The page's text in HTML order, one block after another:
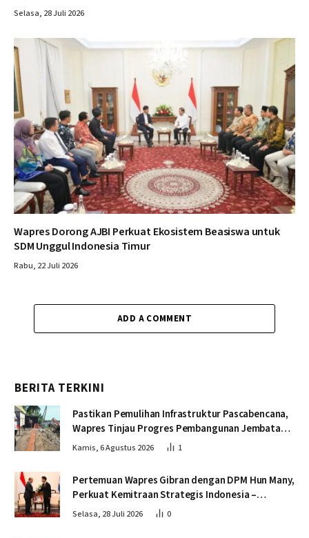
Selasa, 28 Juli 2026
Wapres Dorong AJBI Perkuat Ekosistem Beasiswa untuk
SDM Unggul Indonesia Timur
Rabu, 22 Juli 2026
ADD A COMMENT
BERITA TERKINI
Pastikan Pemulihan Infrastruktur Pascabencana,
Wapres Tinjau Progres Pembangunan Jembatan
Krueng Tingkeum Bireuen
Kamis, 6 Agustus 2026 1
Pertemuan Wapres Gibran dengan DPM Hun Many,
Perkuat Kemitraan Strategis Indonesia –
Kamboja
Selasa, 28 Juli 2026 0